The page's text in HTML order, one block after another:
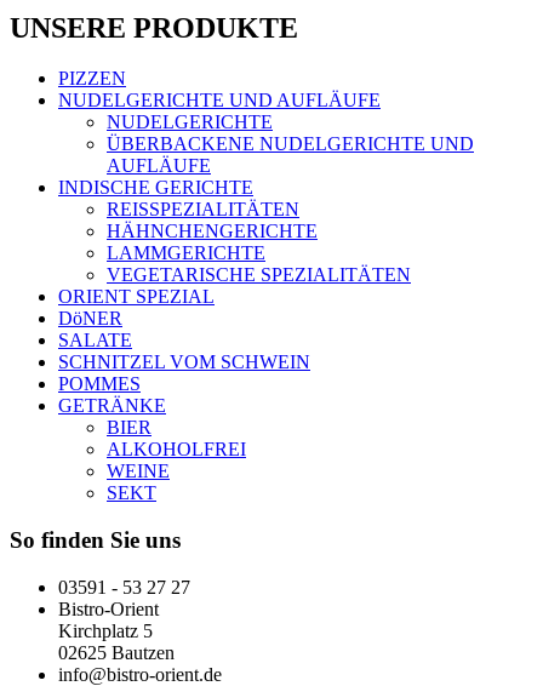
UNSERE PRODUKTE
PIZZEN
NUDELGERICHTE UND AUFLÄUFE
NUDELGERICHTE
ÜBERBACKENE NUDELGERICHTE UND
AUFLÄUFE
INDISCHE GERICHTE
REISSPEZIALITÄTEN
HÄHNCHENGERICHTE
LAMMGERICHTE
VEGETARISCHE SPEZIALITÄTEN
ORIENT SPEZIAL
DöNER
SALATE
SCHNITZEL VOM SCHWEIN
POMMES
GETRÄNKE
BIER
ALKOHOLFREI
WEINE
SEKT
So finden Sie uns
03591 - 53 27 27
Bistro-Orient
Kirchplatz 5
02625 Bautzen
info@bistro-orient.de